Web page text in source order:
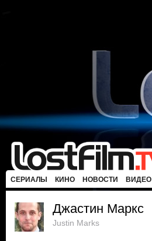
СЕРИАЛЫ КИНО НОВОСТИ ВИДЕО
Джастин Маркс
Justin Marks